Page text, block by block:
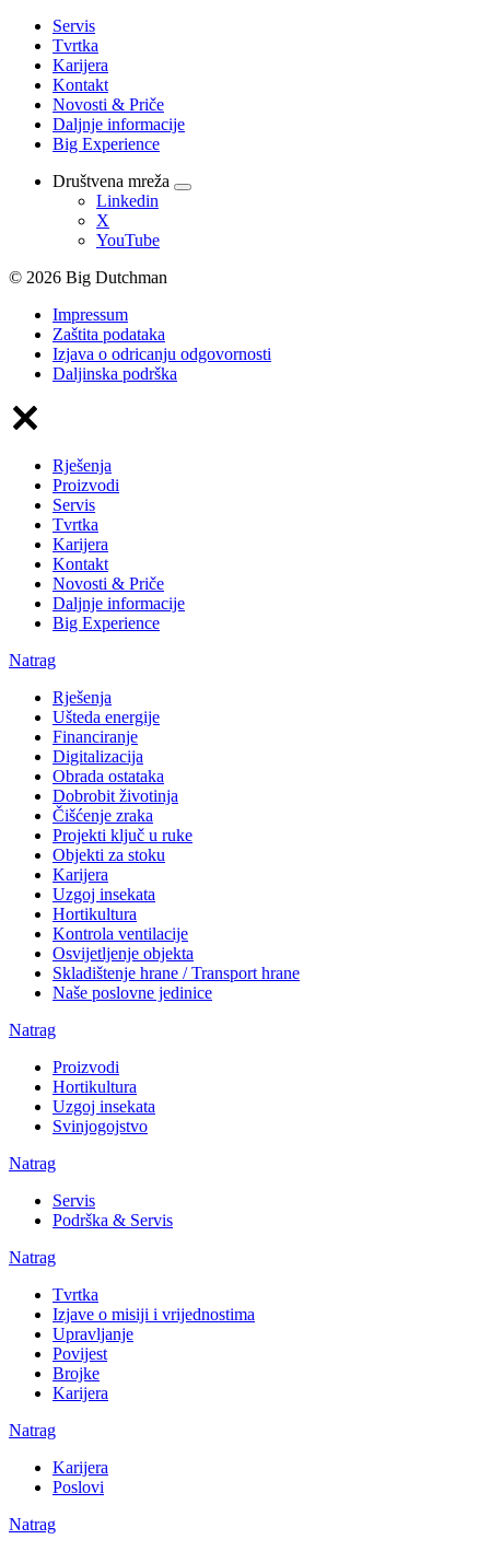
Servis
Tvrtka
Karijera
Kontakt
Novosti & Priče
Daljnje informacije
Big Experience
Društvena mreža
Linkedin
X
YouTube
© 2026 Big Dutchman
Impressum
Zaštita podataka
Izjava o odricanju odgovornosti
Daljinska podrška
Rješenja
Proizvodi
Servis
Tvrtka
Karijera
Kontakt
Novosti & Priče
Daljnje informacije
Big Experience
Natrag
Rješenja
Ušteda energije
Financiranje
Digitalizacija
Obrada ostataka
Dobrobit životinja
Čišćenje zraka
Projekti ključ u ruke
Objekti za stoku
Karijera
Uzgoj insekata
Hortikultura
Kontrola ventilacije
Osvijetljenje objekta
Skladištenje hrane / Transport hrane
Naše poslovne jedinice
Natrag
Proizvodi
Hortikultura
Uzgoj insekata
Svinjogojstvo
Natrag
Servis
Podrška & Servis
Natrag
Tvrtka
Izjave o misiji i vrijednostima
Upravljanje
Povijest
Brojke
Karijera
Natrag
Karijera
Poslovi
Natrag